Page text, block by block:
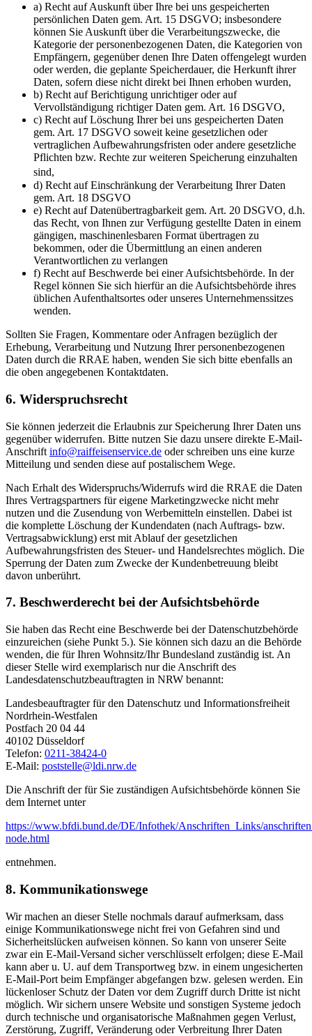
a) Recht auf Auskunft über Ihre bei uns gespeicherten
persönlichen Daten gem. Art. 15 DSGVO; insbesondere
können Sie Auskunft über die Verarbeitungszwecke, die
Kategorie der personenbezogenen Daten, die Kategorien von
Empfängern, gegenüber denen Ihre Daten offengelegt wurden
oder werden, die geplante Speicherdauer, die Herkunft ihrer
Daten, sofern diese nicht direkt bei Ihnen erhoben wurden,
b) Recht auf Berichtigung unrichtiger oder auf
Vervollständigung richtiger Daten gem. Art. 16 DSGVO,
c) Recht auf Löschung Ihrer bei uns gespeicherten Daten
gem. Art. 17 DSGVO soweit keine gesetzlichen oder
vertraglichen Aufbewahrungsfristen oder andere gesetzliche
Pflichten bzw. Rechte zur weiteren Speicherung einzuhalten
sind,
d) Recht auf Einschränkung der Verarbeitung Ihrer Daten
gem. Art. 18 DSGVO
e) Recht auf Datenübertragbarkeit gem. Art. 20 DSGVO, d.h.
das Recht, von Ihnen zur Verfügung gestellte Daten in einem
gängigen, maschinenlesbaren Format übertragen zu
bekommen, oder die Übermittlung an einen anderen
Verantwortlichen zu verlangen
f) Recht auf Beschwerde bei einer Aufsichtsbehörde. In der
Regel können Sie sich hierfür an die Aufsichtsbehörde ihres
üblichen Aufenthaltsortes oder unseres Unternehmenssitzes
wenden.
Sollten Sie Fragen, Kommentare oder Anfragen bezüglich der
Erhebung, Verarbeitung und Nutzung Ihrer personenbezogenen
Daten durch die RRAE haben, wenden Sie sich bitte ebenfalls an
die oben angegebenen Kontaktdaten.
6. Widerspruchsrecht
Sie können jederzeit die Erlaubnis zur Speicherung Ihrer Daten uns
gegenüber widerrufen. Bitte nutzen Sie dazu unsere direkte E-Mail-
Anschrift info@raiffeisenservice.de oder schreiben uns eine kurze
Mitteilung und senden diese auf postalischem Wege.
Nach Erhalt des Widerspruchs/Widerrufs wird die RRAE die Daten
Ihres Vertragspartners für eigene Marketingzwecke nicht mehr
nutzen und die Zusendung von Werbemitteln einstellen. Dabei ist
die komplette Löschung der Kundendaten (nach Auftrags- bzw.
Vertragsabwicklung) erst mit Ablauf der gesetzlichen
Aufbewahrungsfristen des Steuer- und Handelsrechtes möglich. Die
Sperrung der Daten zum Zwecke der Kundenbetreuung bleibt
davon unberührt.
7. Beschwerderecht bei der Aufsichtsbehörde
Sie haben das Recht eine Beschwerde bei der Datenschutzbehörde
einzureichen (siehe Punkt 5.). Sie können sich dazu an die Behörde
wenden, die für Ihren Wohnsitz/Ihr Bundesland zuständig ist. An
dieser Stelle wird exemplarisch nur die Anschrift des
Landesdatenschutzbeauftragten in NRW benannt:
Landesbeauftragter für den Datenschutz und Informationsfreiheit
Nordrhein-Westfalen
Postfach 20 04 44
40102 Düsseldorf
Telefon: 0211-38424-0
E-Mail: poststelle@ldi.nrw.de
Die Anschrift der für Sie zuständigen Aufsichtsbehörde können Sie
dem Internet unter
https://www.bfdi.bund.de/DE/Infothek/Anschriften_Links/
node.html
entnehmen.
8. Kommunikationswege
Wir machen an dieser Stelle nochmals darauf aufmerksam, dass
einige Kommunikationswege nicht frei von Gefahren sind und
Sicherheitslücken aufweisen können. So kann von unserer Seite
zwar ein E-Mail-Versand sicher verschlüsselt erfolgen; diese E-Mail
kann aber u. U. auf dem Transportweg bzw. in einem ungesicherten
E-Mail-Port beim Empfänger abgefangen bzw. gelesen werden. Ein
lückenloser Schutz der Daten vor dem Zugriff durch Dritte ist nicht
möglich. Wir sichern unsere Website und sonstigen Systeme jedoch
durch technische und organisatorische Maßnahmen gegen Verlust,
Zerstörung, Zugriff, Veränderung oder Verbreitung Ihrer Daten